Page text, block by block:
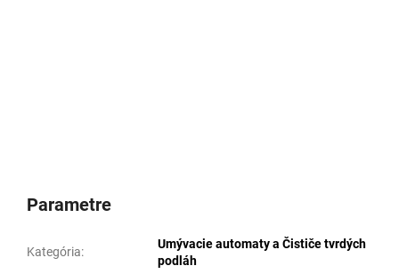
Parametre
Kategória:
Umývacie automaty a Čističe tvrdých
podláh